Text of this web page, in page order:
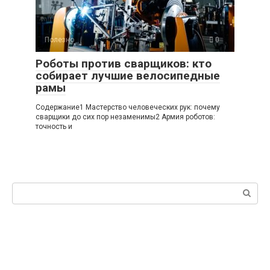
Полезно 0
Роботы против сварщиков: кто
собирает лучшие велосипедные
рамы
Содержание1 Мастерство человеческих рук: почему
сварщики до сих пор незаменимы2 Армия роботов:
точность и